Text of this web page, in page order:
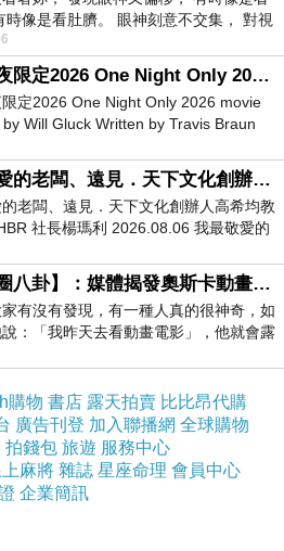
.熱銷.開箱文.優缺點比較
】隙縫清潔刷_W-
較有保障,也不會遇到詐騙
購入
訊參考分享↓↓↓
時像是看肚臍。 眼神刻意不交集， 對視
， 讓我很難不
電影一夜限定2026 One Night Only 2026 movie
定2026 One Night Only 2026 movie
Will Gluck Written by Travis Braun
Barbaro
我最敬愛的老闆、遠見．天下文化創辦人高希均教授
老闆、遠見．天下文化創辦人高希均教
社長楊瑪利 2026.08.06 我最敬愛的
．天下文化創辦人高希均教
【電影圈八卦】：媒體揭發奧斯卡動畫項目投票醜聞！好萊塢為什麼看不起動畫電影？
有沒有發現，有一種人真的很神奇，如
：「我昨天去看動畫電影」，他就會露
的微笑，然後問你是不是陪小
購物 書店 露天拍賣 比比昂代購
廣告刊登 加入聯播網 全球購物
拍錢包 旅遊 服務中心
麻將 雜誌 星座命理 會員中心
企業簡訊